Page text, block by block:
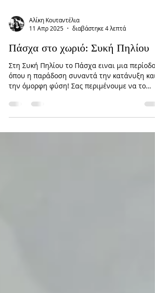
11 Απρ 2025
διαβάστηκε 4 λεπτά
Πάσχα στο χωριό: Συκή Πηλίου
Στη Συκή Πηλίου το Πάσχα ειναι μια περίοδος
την όμορφη φύση! Σας περιμένουμε να το
ζήσετε μαζί μας!